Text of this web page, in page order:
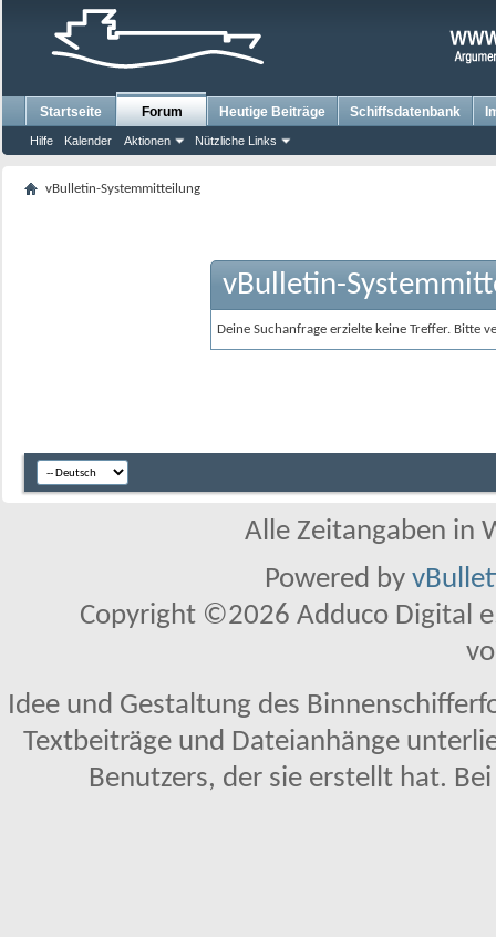
Startseite Forum
Hilfe Kalender Aktionen Nützliche Links
Heutige Beiträge Schiffsdatenbank
vBulletin-Systemmitteilung
vBulletin-
Deine Suchanfrage erzielte keine Treffer. Bitte
Alle Zeitangaben in
Powered by
Copyright ©2026 Adduco Digital
Idee und Gestaltung des
Textbeiträge und Dateianhänge
Benutzers, der sie erstellt hat.